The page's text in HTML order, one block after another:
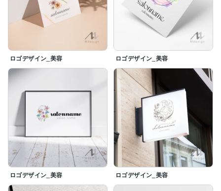
ロゴデザイン_美容 ロゴデザイン_美容
ロゴデザイン_美容 ロゴデザイン_美容